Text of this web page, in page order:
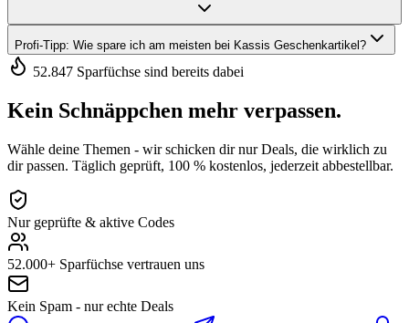
Profi-Tipp: Wie spare ich am meisten bei Kassis Geschenkartikel?
52.847 Sparfüchse sind bereits dabei
Kein Schnäppchen mehr verpassen.
Wähle deine Themen - wir schicken dir nur Deals, die wirklich zu
dir passen. Täglich geprüft, 100 % kostenlos, jederzeit abbestellbar.
Nur geprüfte & aktive Codes
52.000+ Sparfüchse vertrauen uns
Kein Spam - nur echte Deals